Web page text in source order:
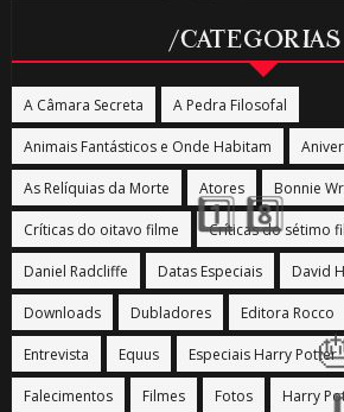
/CATEGORIAS
A Câmara Secreta A Pedra Filosofal
Animais Fantásticos e Onde Habitam
As Relíquias da Morte Atores Bonnie
Críticas do oitavo filme Críticas do sétimo
Daniel Radcliffe Datas Especiais David
Downloads Dubladores Editora Rocco
Entrevista Equus Especiais Harry Potter
Falecimentos Filmes Fotos Harry
🎂
🎂